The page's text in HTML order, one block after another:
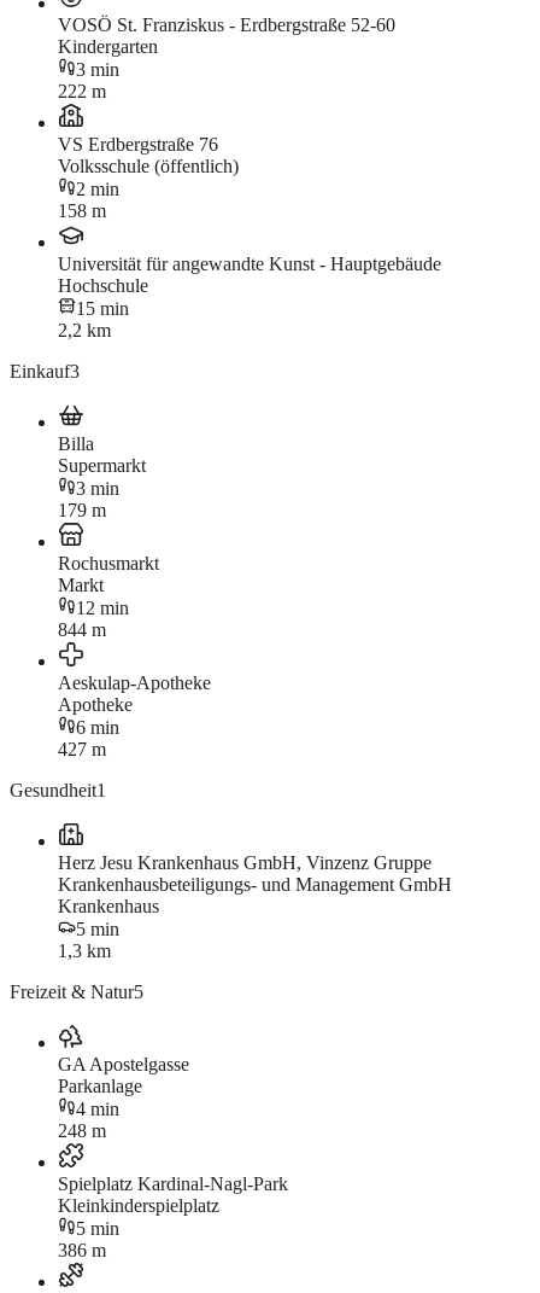
VOSÖ St. Franziskus - Erdbergstraße 52-60
Kindergarten
3 min
222 m
VS Erdbergstraße 76
Volksschule (öffentlich)
2 min
158 m
Universität für angewandte Kunst - Hauptgebäude
Hochschule
15 min
2,2 km
Einkauf3
Billa
Supermarkt
3 min
179 m
Rochusmarkt
Markt
12 min
844 m
Aeskulap-Apotheke
Apotheke
6 min
427 m
Gesundheit1
Herz Jesu Krankenhaus GmbH, Vinzenz Gruppe
Krankenhausbeteiligungs- und Management GmbH
Krankenhaus
5 min
1,3 km
Freizeit & Natur5
GA Apostelgasse
Parkanlage
4 min
248 m
Spielplatz Kardinal-Nagl-Park
Kleinkinderspielplatz
5 min
386 m